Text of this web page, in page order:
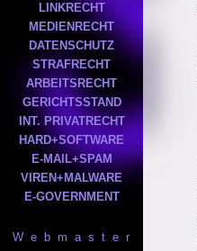
LINKRECHT
MEDIENRECHT
DATENSCHUTZ
STRAFRECHT
ARBEITSRECHT
GERICHTSSTAND
INT. PRIVATRECHT
HARD+SOFTWARE
E-MAIL+SPAM
VIREN+MALWARE
E-GOVERNMENT
W e b m a s t e r